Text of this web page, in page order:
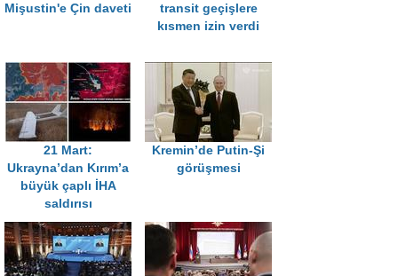
Mişustin'e Çin daveti
transit geçişlere
kısmen izin verdi
21 Mart:
Ukrayna’dan Kırım’a
büyük çaplı İHA
saldırısı
Kremin’de Putin-Şi
görüşmesi